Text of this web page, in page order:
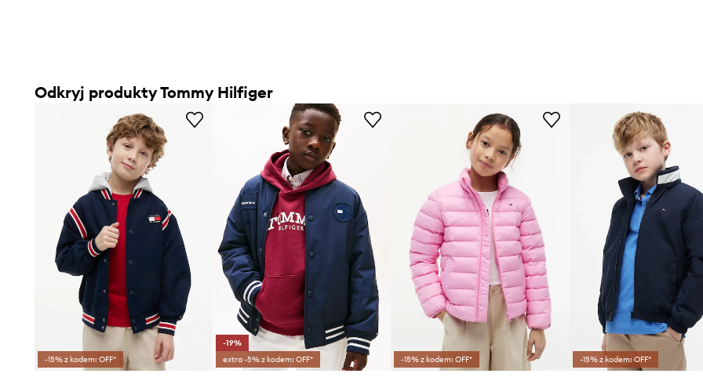
Odkryj produkty Tommy Hilfiger
-15% z kodem: OFF*
-19%
extra -5% z kodem: OFF*
-15% z kodem: OFF* -15% z kodem: OFF*